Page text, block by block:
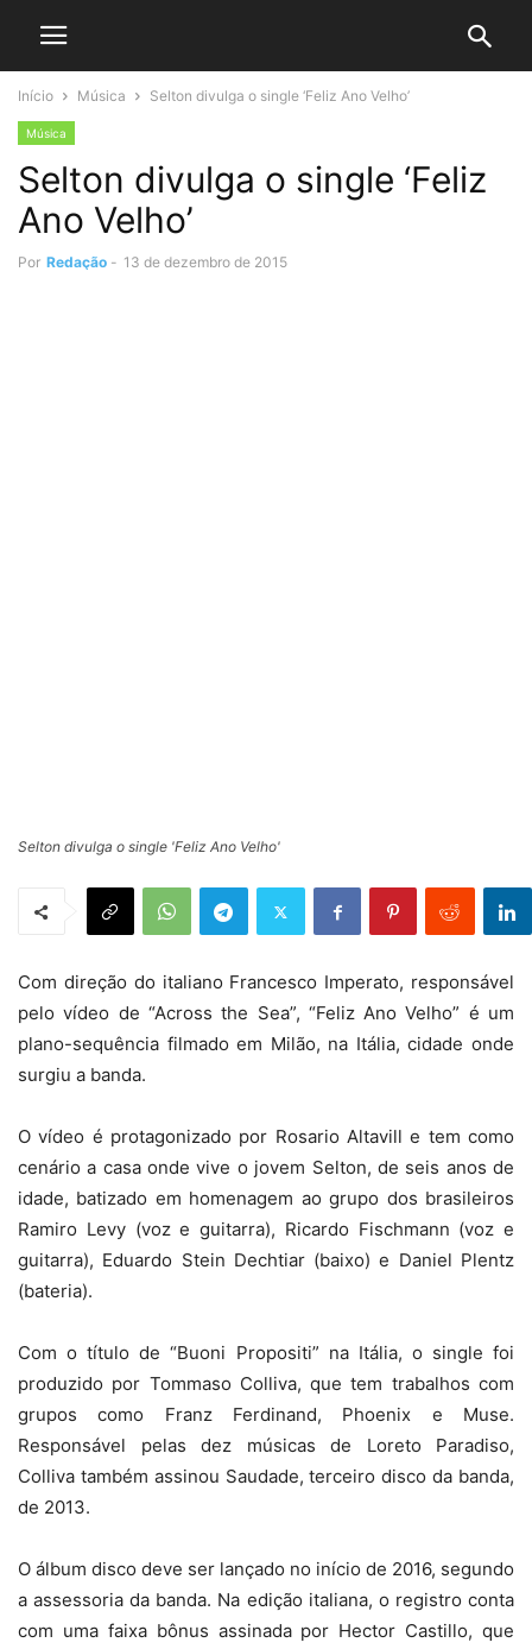
Início Música Selton divulga o single ‘Feliz Ano Velho’
Música
Selton divulga o single ‘Feliz
Ano Velho’
Por Redação - 13 de dezembro de 2015
Selton divulga o single 'Feliz Ano Velho'
Com direção do italiano Francesco Imperato, responsável
pelo vídeo de “Across the Sea”, “Feliz Ano Velho” é um
plano-sequência filmado em Milão, na Itália, cidade onde
surgiu a banda.
O vídeo é protagonizado por Rosario Altavill e tem como
cenário a casa onde vive o jovem Selton, de seis anos de
idade, batizado em homenagem ao grupo dos brasileiros
Ramiro Levy (voz e guitarra), Ricardo Fischmann (voz e
guitarra), Eduardo Stein Dechtiar (baixo) e Daniel Plentz
(bateria).
Com o título de “Buoni Propositi” na Itália, o single foi
produzido por Tommaso Colliva, que tem trabalhos com
grupos como Franz Ferdinand, Phoenix e Muse.
Responsável pelas dez músicas de Loreto Paradiso,
Colliva também assinou Saudade, terceiro disco da banda,
de 2013.
O álbum disco deve ser lançado no início de 2016, segundo
a assessoria da banda. Na edição italiana, o registro conta
com uma faixa bônus assinada por Hector Castillo, que